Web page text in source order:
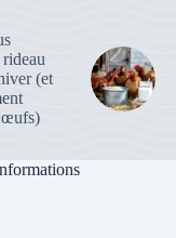
(et
œufs)